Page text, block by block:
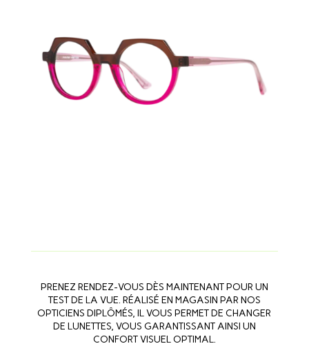
PRENEZ RENDEZ-VOUS DÈS MAINTENANT POUR UN
TEST DE LA VUE. RÉALISÉ EN MAGASIN PAR NOS
OPTICIENS DIPLÔMÉS, IL VOUS PERMET DE CHANGER
DE LUNETTES, VOUS GARANTISSANT AINSI UN
CONFORT VISUEL OPTIMAL.